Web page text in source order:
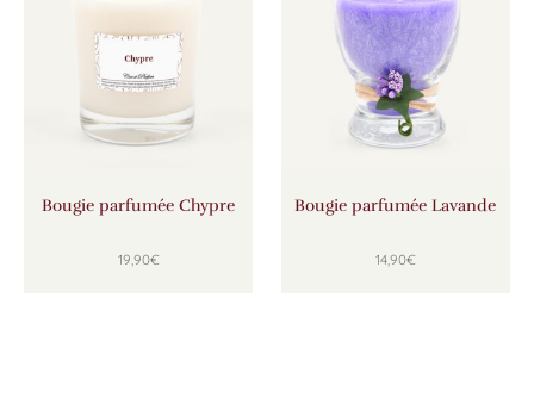
Bougie parfumée Chypre
19,90€
Bougie parfumée Lavande
14,90€